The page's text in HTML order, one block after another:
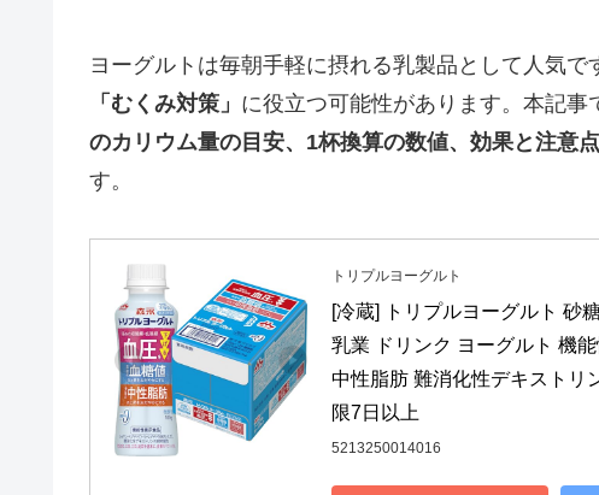
ヨーグルトは毎朝手軽に摂れる乳製品として人気
「むくみ対策」 に役立つ可能性があります。本記事
のカリウム量の目安、1杯換算の数値、効果と注意点
す。
トリプルヨーグルト
[冷蔵] トリプルヨーグルト 砂
乳業 ドリンク ヨーグルト 機
中性脂肪 難消化性デキストリ
限7日以上
5213250014016